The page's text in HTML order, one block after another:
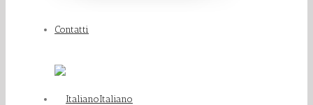
Contatti
Italiano